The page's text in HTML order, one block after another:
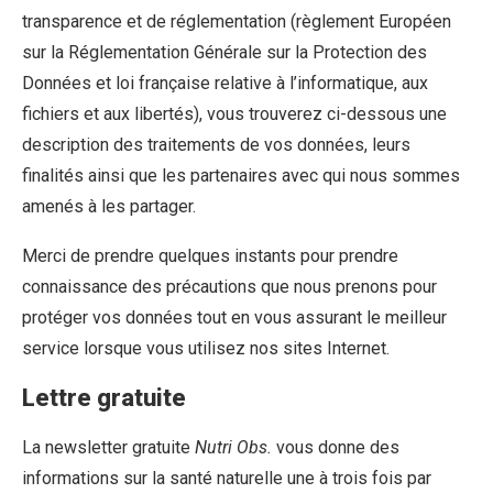
transparence et de réglementation (règlement Européen
sur la Réglementation Générale sur la Protection des
Données et loi française relative à l’informatique, aux
fichiers et aux libertés), vous trouverez ci-dessous une
description des traitements de vos données, leurs
finalités ainsi que les partenaires avec qui nous sommes
amenés à les partager.
Merci de prendre quelques instants pour prendre
connaissance des précautions que nous prenons pour
protéger vos données tout en vous assurant le meilleur
service lorsque vous utilisez nos sites Internet.
Lettre gratuite
La newsletter gratuite Nutri Obs. vous donne des
informations sur la santé naturelle une à trois fois par